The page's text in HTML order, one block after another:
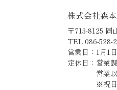
株式会社森
〒713-8125 岡
TEL.086-528-
営業日：1月1
定休日：営業
営業
※祝